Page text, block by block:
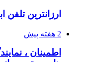
ارزانترین
2 هفته پیش
اطمینان ،